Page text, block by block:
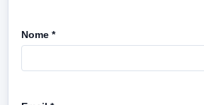
Nome *